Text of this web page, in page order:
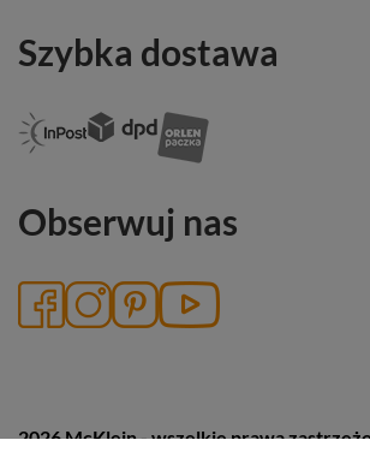
Szybka dostawa
Obserwuj nas
2026 McKlein - wszelkie prawa